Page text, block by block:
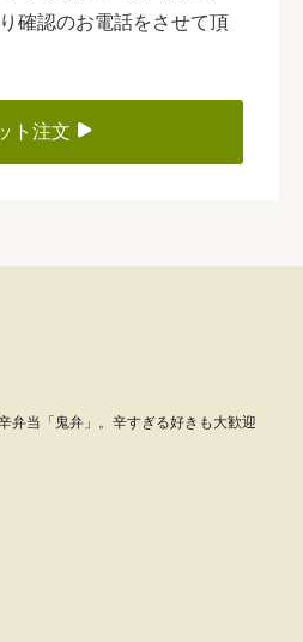
確認のお電話をさせて頂
ト注文
弁当「鬼弁」。辛すぎる好きも大歓迎